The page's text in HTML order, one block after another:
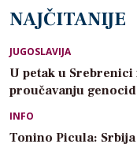
NAJČITANIJE
JUGOSLAVIJA
U petak u
proučavanju
INFO
Tonino Picula: